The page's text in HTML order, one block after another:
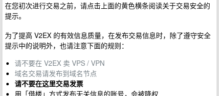
在您初次进行交易之前，请点击上面的黄色横条阅读关于交易安全的
提示。
为了提高 V2EX 的有效信息质量，在发布交易信息时，除了遵守安全
提示中的说明外，也请注意下面的规则：
请不要在 V2EX 卖 VPS / VPN
域名交易请发布到域名节点
请不要在这里交易发票
用「借楼」方式发布无关信息的账号，会被降权